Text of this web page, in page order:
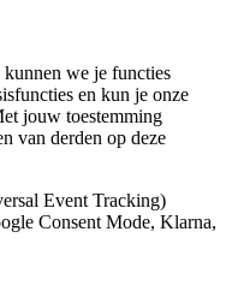
kunnen we je functies
en kun je onze
jouw toestemming
van derden op deze
Event Tracking)
Consent Mode, Klarna,